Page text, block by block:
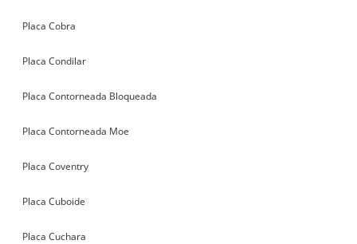
Placa Cobra
Placa Condilar
Placa Contorneada Bloqueada
Placa Contorneada Moe
Placa Coventry
Placa Cuboide
Placa Cuchara